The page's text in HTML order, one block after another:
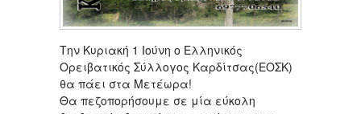
Την Κυριακή 1 Ιούνη ο Ελληνικός
Ορειβατικός Σύλλογος Καρδίτσας(ΕΟΣΚ)
θα πάει στα Μετέωρα!
Θα πεζοπορήσουμε σε μία εύκολη